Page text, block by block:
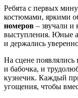
Ребята с первых
костюмами, яркими
номеров – звучали и
выступления. Юные
и держались
На сцене появлялись
и бабочка, и
кузнечик. Каждый
угощения, чтобы